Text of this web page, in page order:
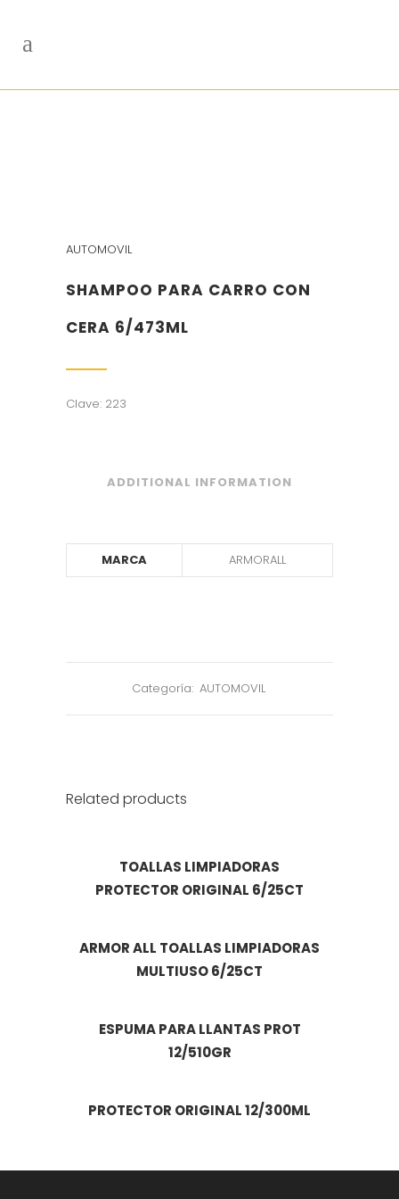
AUTOMOVIL
SHAMPOO PARA CARRO CON
CERA 6/473ML
Clave: 223
ADDITIONAL INFORMATION
MARCA ARMORALL
Categoría: AUTOMOVIL
Related products
TOALLAS LIMPIADORAS
PROTECTOR ORIGINAL 6/25CT
ARMOR ALL TOALLAS LIMPIADORAS
MULTIUSO 6/25CT
ESPUMA PARA LLANTAS PROT
12/510GR
PROTECTOR ORIGINAL 12/300ML